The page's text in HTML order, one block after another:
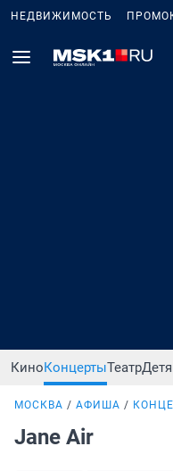
НЕДВИЖИМОСТЬ
КиноКонцертыТеатр
МОСКВА АФИША
Jane Air